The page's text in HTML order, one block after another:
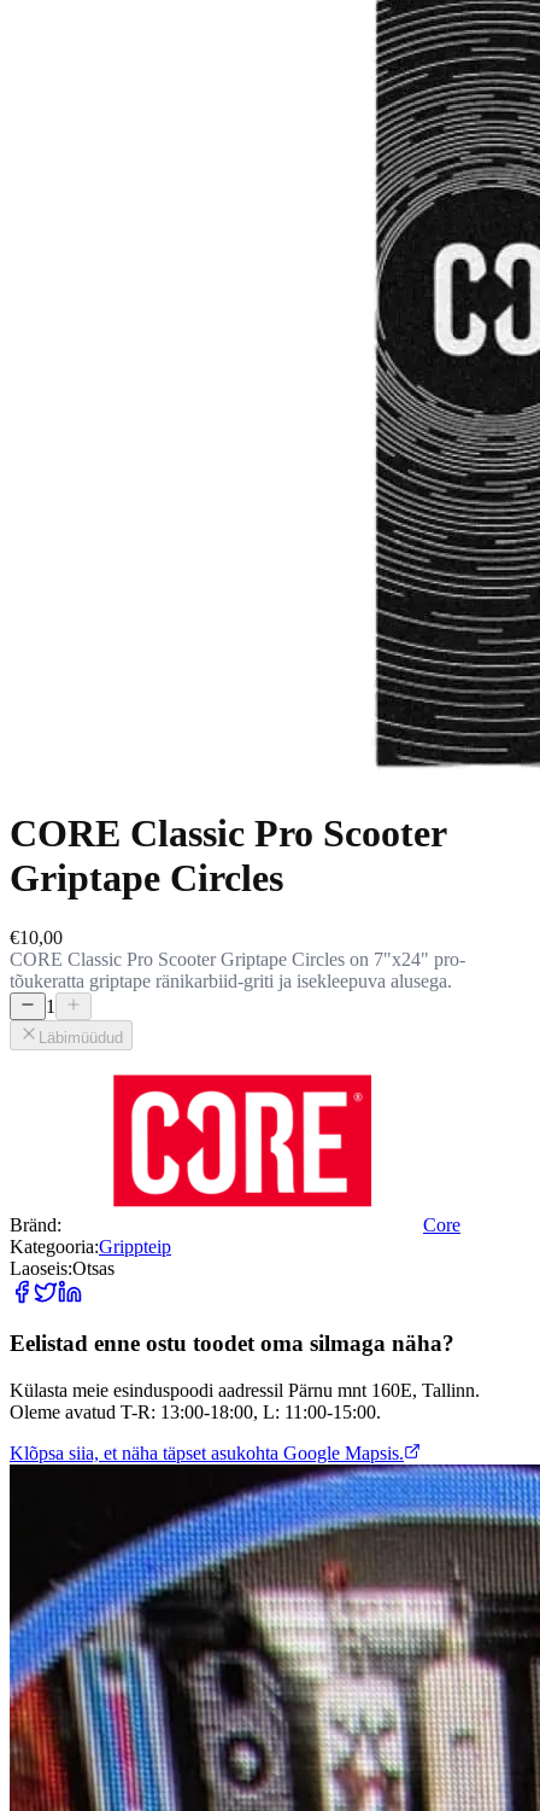
CORE Classic Pro Scooter
Griptape Circles
€10,00
CORE Classic Pro Scooter Griptape Circles on 7"x24" pro-
tõukeratta griptape ränikarbiid-griti ja isekleepuva alusega.
1
Läbimüüdud
Bränd:
Core
Kategooria:Grippteip
Laoseis:Otsas
Eelistad enne ostu toodet oma silmaga näha?
Külasta meie esinduspoodi aadressil Pärnu mnt 160E, Tallinn.
Oleme avatud T-R: 13:00-18:00, L: 11:00-15:00.
Klõpsa siia, et näha täpset asukohta Google Mapsis.